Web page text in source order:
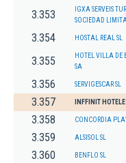
3.353
IGXA SERVEIS
SOCIEDAD
3.354 HOSTAL REAL SL
3.355
HOTEL VILLA DE
SA
3.356 SERVIGESCAR SL
3.357 INFFINIT
3.358 CONCORDIA
3.359 ALSISOL SL
3.360 BENFLO SL